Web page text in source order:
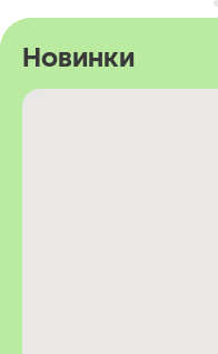
Новинки